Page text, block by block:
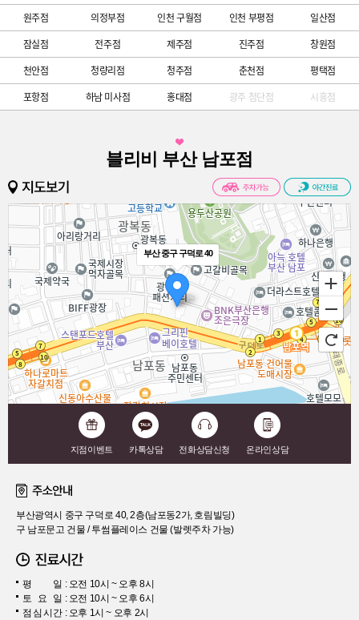
원주점
의정부점 인천 구월점 인천 부평점
일산점
잠실점
전주점 제주점 진주점
창원점
천안점
청량리점 청주점 춘천점
평택점
포항점
하남 미사점 홍대점 광주 첨단점 시흥점
블리비 부산 남포점
부산 중구 구덕로 40
지점이벤트
카톡상담 전화상담신청 온라인상담
부산광역시 중구 구덕로 40, 2층(남포동2가, 호림빌딩)
구 남포문고 건물 / 투썸플레이스 건물 (발렛주차 가능)
평 일 : 오전 10시 ~ 오후 8시
토
요 일 : 오전 10시 ~ 오후 6시
점 심 시 간 : 오후 1시 ~ 오후 2시